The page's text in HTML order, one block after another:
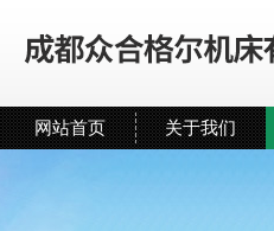
网站首页 关于我们